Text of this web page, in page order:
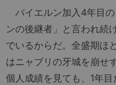
バイエルン加入4年目
ンの後継者」と言われ続
でいるからだ。全盛期ほ
はニャブリの牙城を崩せ
個人成績を見ても、1年